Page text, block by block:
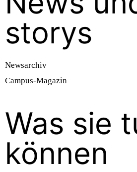
storys
Newsarchiv
Campus-Magazin
Was sie
können